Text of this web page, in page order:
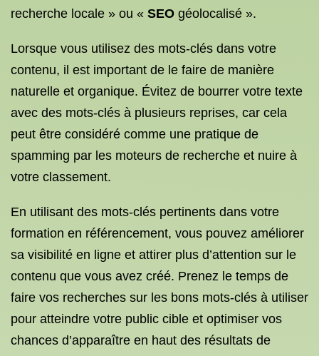
recherche locale » ou « SEO géolocalisé ».
Lorsque vous utilisez des mots-clés dans votre
contenu, il est important de le faire de manière
naturelle et organique. Évitez de bourrer votre texte
avec des mots-clés à plusieurs reprises, car cela
peut être considéré comme une pratique de
spamming par les moteurs de recherche et nuire à
votre classement.
En utilisant des mots-clés pertinents dans votre
formation en référencement, vous pouvez améliorer
sa visibilité en ligne et attirer plus d’attention sur le
contenu que vous avez créé. Prenez le temps de
faire vos recherches sur les bons mots-clés à utiliser
pour atteindre votre public cible et optimiser vos
chances d’apparaître en haut des résultats de